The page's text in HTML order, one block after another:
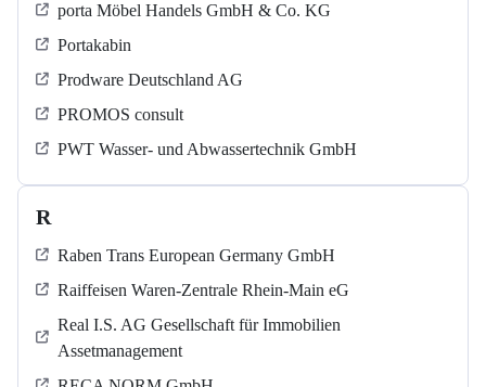
porta Möbel Handels GmbH & Co. KG
Portakabin
Prodware Deutschland AG
PROMOS consult
PWT Wasser- und Abwassertechnik GmbH
R
Raben Trans European Germany GmbH
Raiffeisen Waren-Zentrale Rhein-Main eG
Real I.S. AG Gesellschaft für Immobilien
Assetmanagement